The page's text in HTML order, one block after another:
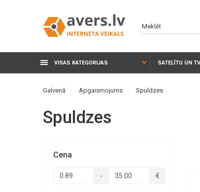
VISAS KATEGORIJAS SATELĪTU UN
Galvenā Apgaismojums Spuldzes
Spuldzes
Cena
- €